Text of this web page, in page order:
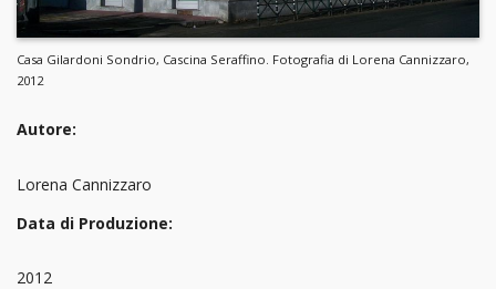
Casa Gilardoni Sondrio, Cascina Seraffino. Fotografia di Lorena Cannizzaro,
2012
Autore:
Lorena Cannizzaro
Data di Produzione:
2012